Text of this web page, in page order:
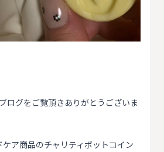
ログをご覧頂きありがとうございま
ケア商品のチャリティポットコイン